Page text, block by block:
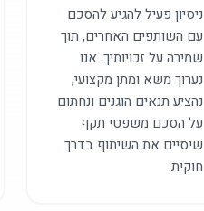
ניסיון פעיל להגיע להסכם
עם השותפים האחרים, תוך
שמירה על זכויותיך. אנו
נערוך משא ומתן מקצועי,
נהציע תנאים הוגנים ונחתום
על הסכם משפטי תקף
שיסיים את השיתוף בדרך
חוקית.